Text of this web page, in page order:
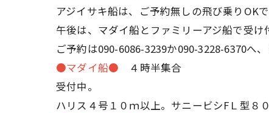
アジイサキ船は、ご予約無しの飛び乗りOKで
午後は、マダイ船とファミリーアジ船で受け
ご予約は090-6086-3239か090-3228-6370へ
●マダイ船● ４時半集合
受付中。
ハリス４号１０ｍ以上。サニービシFＬ型８０